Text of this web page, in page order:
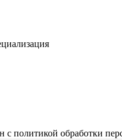
с политикой обработки